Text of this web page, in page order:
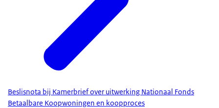
Beslisnota bij Kamerbrief over uitwerking Nationaal Fonds
Betaalbare Koopwoningen en koopproces